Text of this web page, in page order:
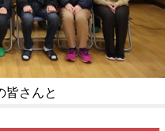
皆さんと